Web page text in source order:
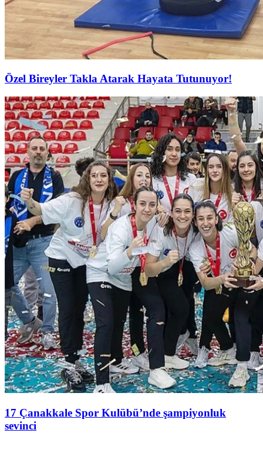
Özel Bireyler Takla Atarak Hayata Tutunuyor!
17 Çanakkale Spor Kulübü’nde şampiyonluk
sevinci